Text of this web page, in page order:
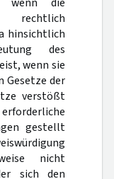
rechtlich
hinsichtlich
des
wenn sie
Gesetze der
verstößt
gestellt
nicht
sich den